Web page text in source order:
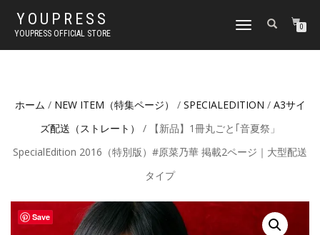
YOUPRESS
YOUPRESS OFFICIAL STORE
ナ
ゲ
ン
り
替
0
ホーム / NEW ITEM（特集ページ） / SPECIALEDITION / A3サイ
ズ配送（ストレート）
/ 【新品】1冊丸ごと｢音夏祭」
SpecialEdition 2016（特別版）#原菜乃華 掲載2ページ｜大型配送
タイプ
Save